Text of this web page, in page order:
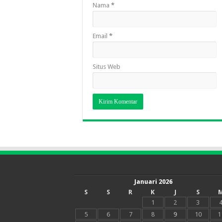
Nama *
Email *
Situs Web
Januari 2026
S
S R K J S
1
2 3
4
5
6 7 8 9 10